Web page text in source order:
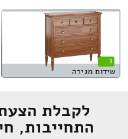
1
שידות מגירה
לקבלת
התחייבות,